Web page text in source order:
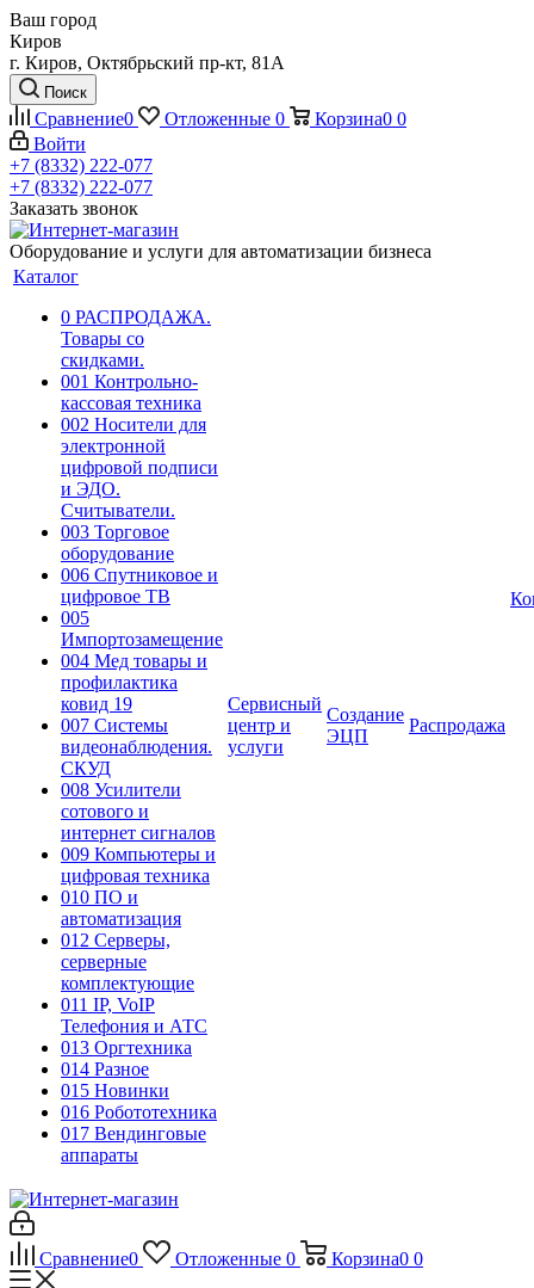
Ваш город
Киров
г. Киров, Октябрьский пр-кт, 81А
Поиск
Сравнение0 Отложенные 0 Корзина0 0
Войти
+7 (8332) 222-077
+7 (8332) 222-077
Заказать звонок
Оборудование и услуги для автоматизации бизнеса
Каталог
0 РАСПРОДАЖА.
Товары со
скидками.
001 Контрольно-
кассовая техника
002 Носители для
электронной
цифровой подписи
и ЭДО.
Считыватели.
003 Торговое
оборудование
006 Спутниковое и
цифровое ТВ
005
Импортозамещение
004 Мед товары и
профилактика
ковид 19
007 Системы
видеонаблюдения.
СКУД
008 Усилители
сотового и
интернет сигналов
009 Компьютеры и
цифровая техника
010 ПО и
автоматизация
012 Серверы,
серверные
комплектующие
011 IP, VoIP
Телефония и АТС
013 Оргтехника
014 Разное
015 Новинки
016 Робототехника
017 Вендинговые
аппараты
Сервисный
центр и
услуги
Создание
ЭЦП
Распродажа
Сравнение0 Отложенные 0 Корзина0 0